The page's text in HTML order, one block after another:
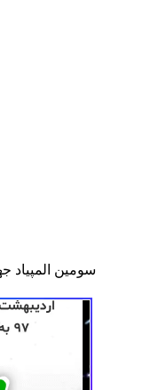
سومین المپیاد